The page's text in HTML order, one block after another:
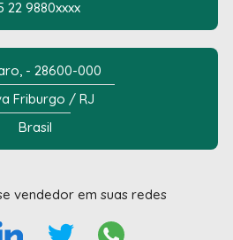
22 9880xxxx
- 28600-000
Friburgo / RJ
Brasil
vendedor em suas redes